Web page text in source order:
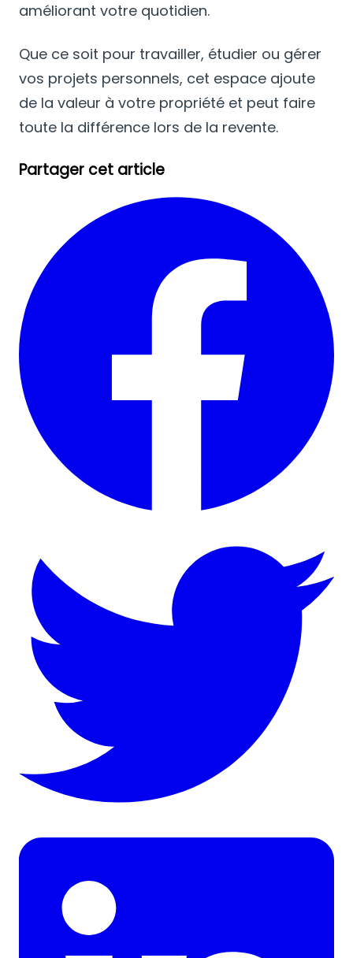
améliorant votre quotidien.
Que ce soit pour travailler, étudier ou gérer
vos projets personnels, cet espace ajoute
de la valeur à votre propriété et peut faire
toute la différence lors de la revente.
Partager cet article